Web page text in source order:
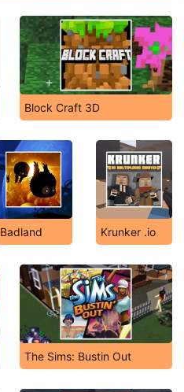
Block Craft 3D
Badland Krunker .io
The Sims: Bustin Out